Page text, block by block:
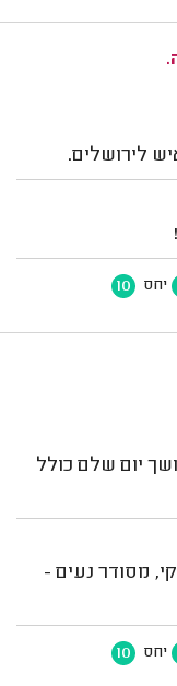
יחס 10
יום שלם כולל
מסודר נעים -
יחס 10